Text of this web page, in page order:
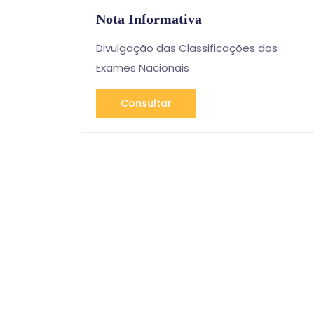
Nota Informativa
Divulgação das Classificações dos
Exames Nacionais
Consultar